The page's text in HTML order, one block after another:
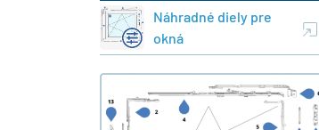
Náhradné diely pre
okná